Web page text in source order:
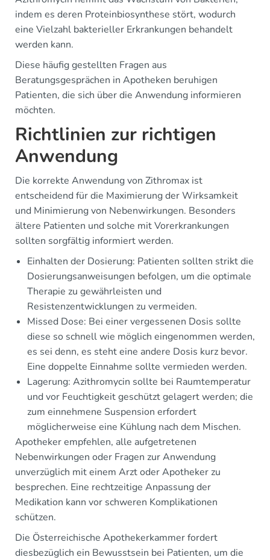
indem es deren Proteinbiosynthese stört, wodurch
eine Vielzahl bakterieller Erkrankungen behandelt
werden kann.
Diese häufig gestellten Fragen aus
Beratungsgesprächen in Apotheken beruhigen
Patienten, die sich über die Anwendung informieren
möchten.
Richtlinien zur richtigen
Anwendung
Die korrekte Anwendung von Zithromax ist
entscheidend für die Maximierung der Wirksamkeit
und Minimierung von Nebenwirkungen. Besonders
ältere Patienten und solche mit Vorerkrankungen
sollten sorgfältig informiert werden.
Einhalten der Dosierung: Patienten sollten strikt die
Dosierungsanweisungen befolgen, um die optimale
Therapie zu gewährleisten und
Resistenzentwicklungen zu vermeiden.
Missed Dose: Bei einer vergessenen Dosis sollte
diese so schnell wie möglich eingenommen werden,
es sei denn, es steht eine andere Dosis kurz bevor.
Eine doppelte Einnahme sollte vermieden werden.
Lagerung: Azithromycin sollte bei Raumtemperatur
und vor Feuchtigkeit geschützt gelagert werden; die
zum einnehmene Suspension erfordert
möglicherweise eine Kühlung nach dem Mischen.
Apotheker empfehlen, alle aufgetretenen
Nebenwirkungen oder Fragen zur Anwendung
unverzüglich mit einem Arzt oder Apotheker zu
besprechen. Eine rechtzeitige Anpassung der
Medikation kann vor schweren Komplikationen
schützen.
Die Österreichische Apothekerkammer fordert
diesbezüglich ein Bewusstsein bei Patienten, um die